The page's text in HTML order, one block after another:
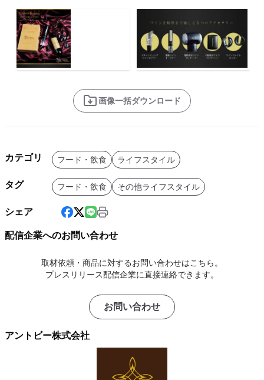
画像一括ダウンロード
カテゴリ フード・飲食 ライフスタイル
タグ フード・飲食 その他ライフスタイル
シェア
配信企業へのお問い合わせ
取材依頼・商品に対するお問い合わせはこちら。
プレスリリース配信企業に直接連絡できます。
お問い合わせ
アントビー株式会社